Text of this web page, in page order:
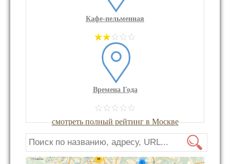
Кафе-пельменная
Времена Года
смотреть полный рейтинг в Москве